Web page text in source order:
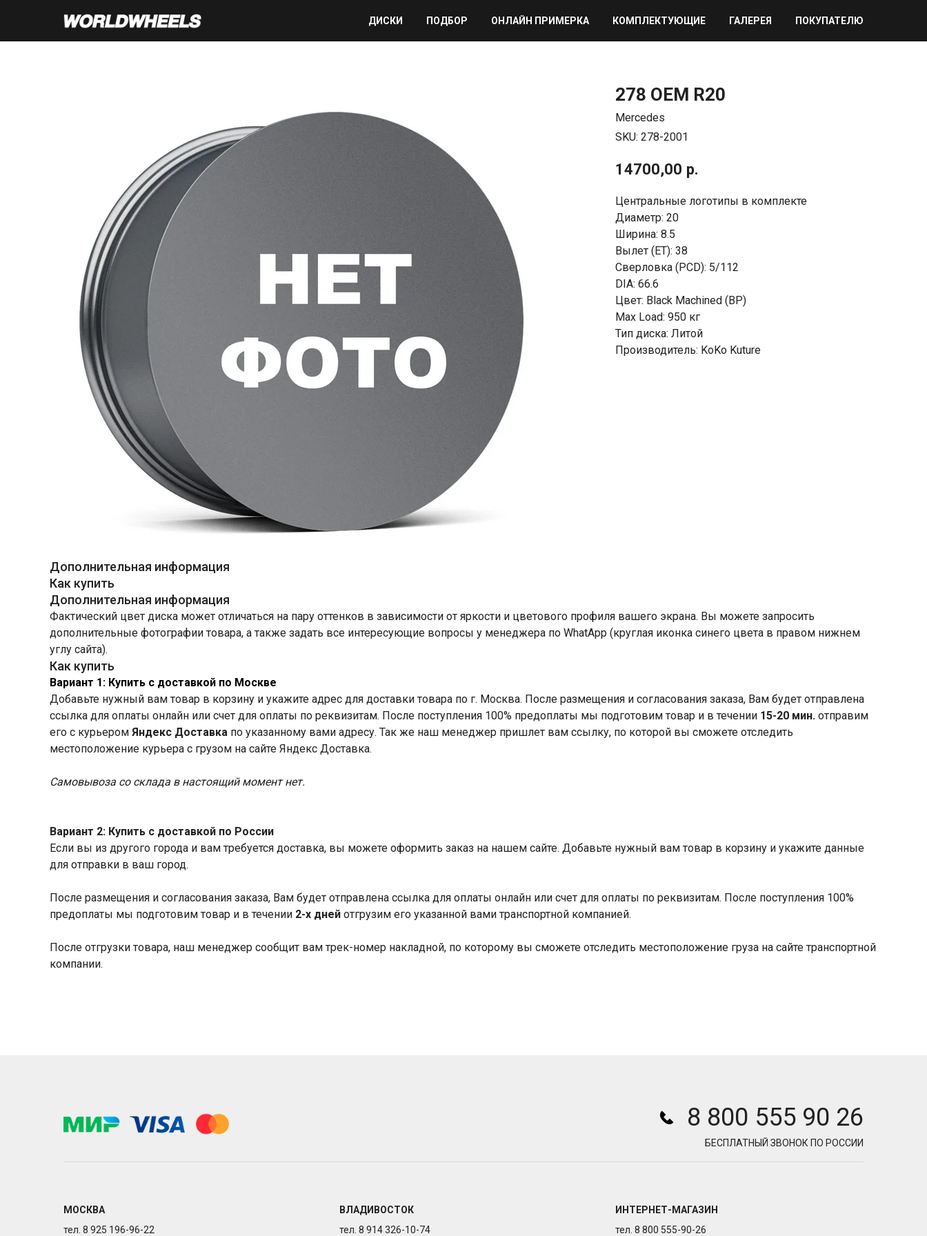
ДИСКИ ПОДБОР ОНЛАЙН ПРИМЕРКА КОМПЛЕКТУЮЩИЕ ГАЛЕРЕЯ ПОКУПАТЕЛЮ
278 OEM R20
Mercedes
SKU: 278-2001
14700,00 р.
Центральные логотипы в комплекте
Диаметр: 20
Ширина: 8.5
Вылет (ET): 38
Сверловка (PCD): 5/112
DIA: 66.6
Цвет: Black Machined (BP)
Max Load: 950 кг
Тип диска: Литой
Производитель: KoKo Kuture
Дополнительная информация
Как купить
Дополнительная информация
Фактический цвет диска может отличаться на пару оттенков в зависимости от яркости и цветового профиля вашего экрана. Вы можете запросить
дополнительные фотографии товара, а также задать все интересующие вопросы у менеджера по WhatApp (круглая иконка синего цвета в правом нижнем
углу сайта).
Как купить
Вариант 1: Купить с доставкой по Москве
Добавьте нужный вам товар в корзину и укажите адрес для доставки товара по г. Москва. После размещения и согласования заказа, Вам будет отправлена
ссылка для оплаты онлайн или счет для оплаты по реквизитам. После поступления 100% предоплаты мы подготовим товар и в течении 15-20 мин. отправим
его с курьером Яндекс Доставка по указанному вами адресу. Так же наш менеджер пришлет вам ссылку, по которой вы сможете отследить
местоположение курьера с грузом на сайте Яндекс Доставка.
Самовывоза со склада в настоящий момент нет.
Вариант 2: Купить с доставкой по России
Если вы из другого города и вам требуется доставка, вы можете оформить заказ на нашем сайте. Добавьте нужный вам товар в корзину и укажите данные
для отправки в ваш город.
После размещения и согласования заказа, Вам будет отправлена ссылка для оплаты онлайн или счет для оплаты по реквизитам. После поступления 100%
предоплаты мы подготовим товар и в течении 2-х дней отгрузим его указанной вами транспортной компанией.
После отгрузки товара, наш менеджер сообщит вам трек-номер накладной, по которому вы сможете отследить местоположение груза на сайте транспортной
компании.
8 800 555 90 26
БЕСПЛАТНЫЙ ЗВОНОК ПО РОССИИ
МОСКВА
тел. 8 925 196-96-22
ВЛАДИВОСТОК
тел. 8 914 326-10-74
ИНТЕРНЕТ-МАГАЗИН
тел. 8 800 555-90-26